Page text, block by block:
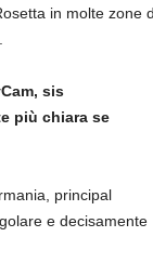
in molte
sis
più chiara se
principal
e decisamente